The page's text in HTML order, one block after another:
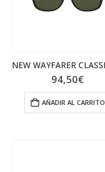
94,50€
AÑADIR AL CARRITO